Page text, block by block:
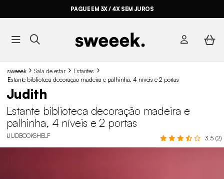
PAGUE EM 3X / 4X SEM JUROS
sweeek Sala de estar
Estantes
Estante biblioteca decoração madeira e palhinha, 4 níveis e 2 portas
Judith
Estante biblioteca decoração madeira e
palhinha, 4 níveis e 2 portas
IJUDBOOKSHELF 3.5 (2)